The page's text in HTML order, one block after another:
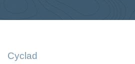
Cyclad